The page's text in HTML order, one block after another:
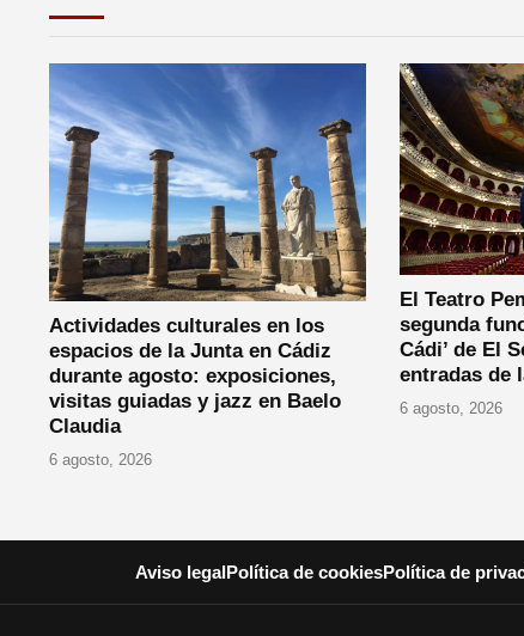
Actividades culturales en los
espacios de la Junta en Cádiz
durante agosto: exposiciones,
visitas guiadas y jazz en Baelo
Claudia
6 agosto, 2026
El Teatro
segunda
Cádi’ de El
entradas de
6 agosto, 2026
Aviso legalPolítica de cookiesPolítica de